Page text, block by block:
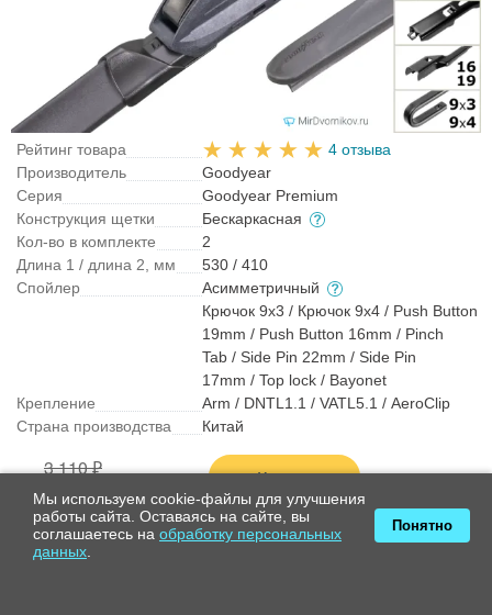
Рейтинг товара
4 отзыва
Производитель
Goodyear
Серия
Goodyear Premium
Конструкция щетки
Бескаркасная
Кол-во в комплекте
2
Длина 1 / длина 2, мм
530 / 410
Спойлер
Асимметричный
Крепление
Крючок 9x3 / Крючок 9x4 / Push Button
19mm / Push Button 16mm / Pinch
Tab / Side Pin 22mm / Side Pin
17mm / Top lock / Bayonet
Arm / DNTL1.1 / VATL5.1 / AeroClip
Страна производства
Китай
3 110 ₽
2 890 ₽
Купить
в наличии
Мы используем cookie-файлы для улучшения
работы сайта. Оставаясь на сайте, вы
соглашаетесь на обработку персональных
данных
Понятно